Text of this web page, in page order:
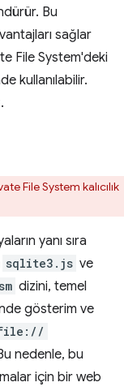
Bu
sağlar
File System'deki
kullanılabilir.
File System kalıcılık
yanı sıra
sqlite3.js ve
dizini, temel
gösterim ve
nedenle, bu
için bir web